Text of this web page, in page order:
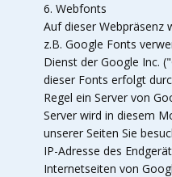
6. Webfonts
Auf dieser Webpräsenz
z.B. Google Fonts
Dienst der Google Inc.
dieser Fonts erfolgt
Regel ein Server von
Server wird in diesem
unserer Seiten Sie
IP-Adresse des
Internetseiten von